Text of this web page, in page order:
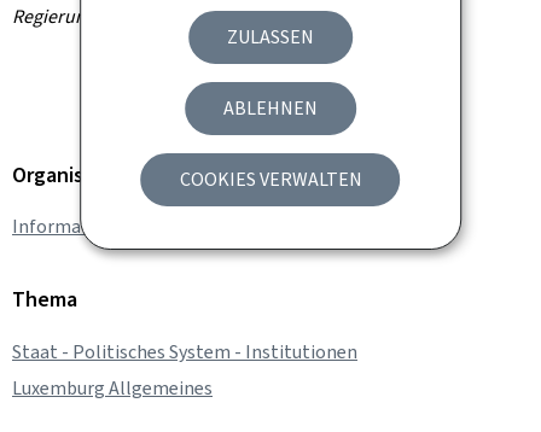
ZULASSEN
ABLEHNEN
COOKIES VERWALTEN
Regierung
Organisation
Informations- und Presseamt
Thema
Staat - Politisches System - Institutionen
Luxemburg Allgemeines